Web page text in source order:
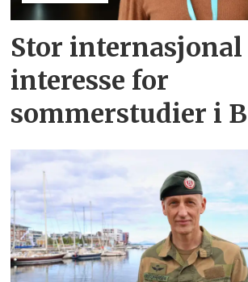
Stor internasjonal
interesse for
sommerstudier i